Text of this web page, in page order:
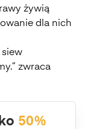
żywią
dla nich
siew
zwraca
50%